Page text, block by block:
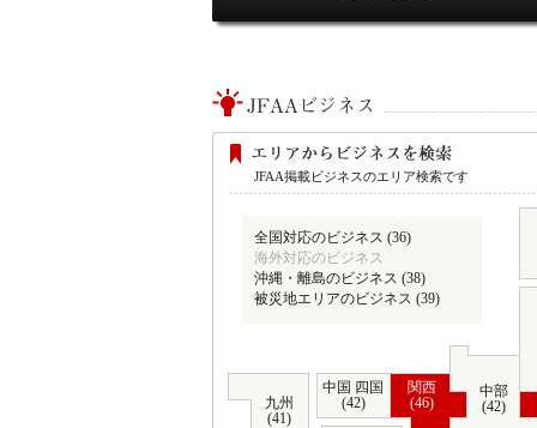
JFAA掲載ビジネスのエリア検索です
全国対応のビジネス (36)
海外対応のビジネス
沖縄・離島のビジネス (38)
被災地エリアのビジネス (39)
中部
(42)
関西
(46)
中国 四国
(42)
九州
(41)